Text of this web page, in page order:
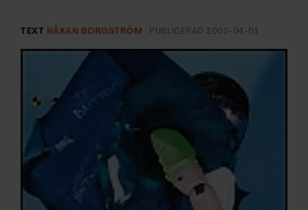
SHOP
KONTAKTA F&F
SKRIV I F&F
PRENUMERERA PÅ F&F
ANNONSERA I F&F
TEXT HÅKAN BORGSTRÖM PUBLICERAD 2002-04-01